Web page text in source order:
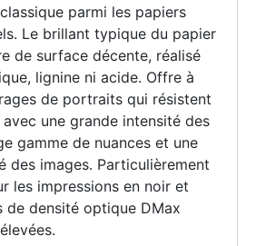
parmi les papiers
Le brillant typique du papier
de surface décente, réalisé
lignine ni acide. Offre à
de portraits qui résistent
une grande intensité des
gamme de nuances et une
des images. Particulièrement
les impressions en noir et
de densité optique DMax